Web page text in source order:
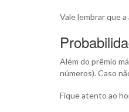
Vale lembrar que
Além do prêmio
números). Caso
Fique atento ao